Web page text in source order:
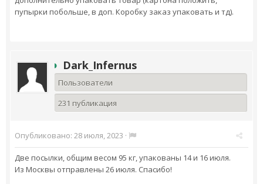
пупырки побольше, в доп. Коробку заказ упаковать и тд).
Dark_Infernus
Пользователи
231 публикация
Опубликовано: 28 июля, 2023 ·
Две посылки, общим весом 95 кг, упакованы 14 и 16 июля.
Из Москвы отправлены 26 июля. Спасибо!